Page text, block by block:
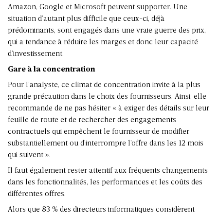
Amazon, Google et Microsoft peuvent supporter. Une
situation d’autant plus difficile que ceux-ci, déjà
prédominants, sont engagés dans une vraie guerre des prix,
qui a tendance à réduire les marges et donc leur capacité
d’investissement.
Gare à la concentration
Pour l’analyste, ce climat de concentration invite à la plus
grande précaution dans le choix des fournisseurs. Ainsi, elle
recommande de ne pas hésiter « à exiger des détails sur leur
feuille de route et de rechercher des engagements
contractuels qui empêchent le fournisseur de modifier
substantiellement ou d’interrompre l’offre dans les 12 mois
qui suivent ».
Il faut également rester attentif aux fréquents changements
dans les fonctionnalités, les performances et les coûts des
différentes offres.
Alors que 83 % des directeurs informatiques considèrent